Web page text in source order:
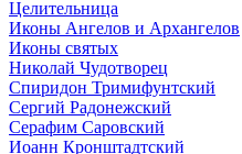
Целительница
Иконы Ангелов и Архангелов
Иконы святых
Николай Чудотворец
Спиридон Тримифунтский
Сергий Радонежский
Серафим Саровский
Иоанн Кронштадтский